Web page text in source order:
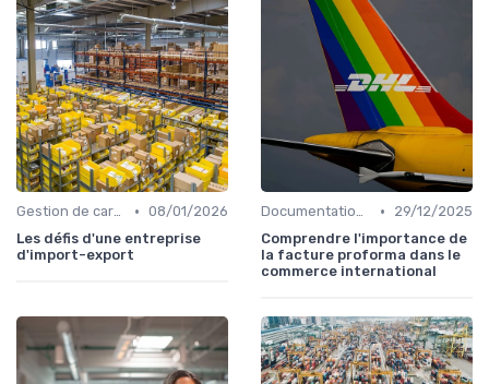
Gestion de carrière • 08/01/2026
Les défis d'une entreprise
d'import-export
Documentation & Conformité •
29/12/2025
Comprendre l'importance de
la facture proforma dans le
commerce international